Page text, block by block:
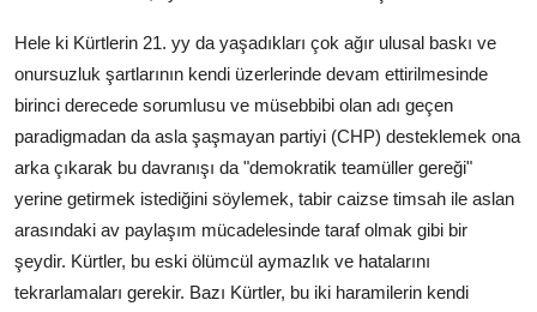
Hele ki Kürtlerin 21. yy da yaşadıkları çok ağır ulusal baskı ve
onursuzluk şartlarının kendi üzerlerinde devam ettirilmesinde
birinci derecede sorumlusu ve müsebbibi olan adı geçen
paradigmadan da asla şaşmayan partiyi (CHP) desteklemek ona
arka çıkarak bu davranışı da "demokratik teamüller gereği"
yerine getirmek istediğini söylemek, tabir caizse timsah ile aslan
arasındaki av paylaşım mücadelesinde taraf olmak gibi bir
şeydir. Kürtler, bu eski ölümcül aymazlık ve hatalarını
tekrarlamaları gerekir. Bazı Kürtler, bu iki haramilerin kendi